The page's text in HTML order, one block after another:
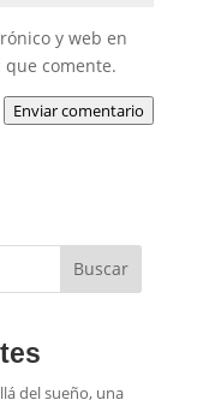
y web en
que comente.
Enviar comentario
Buscar
del sueño, una